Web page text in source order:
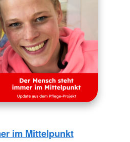
im Mittelpunkt